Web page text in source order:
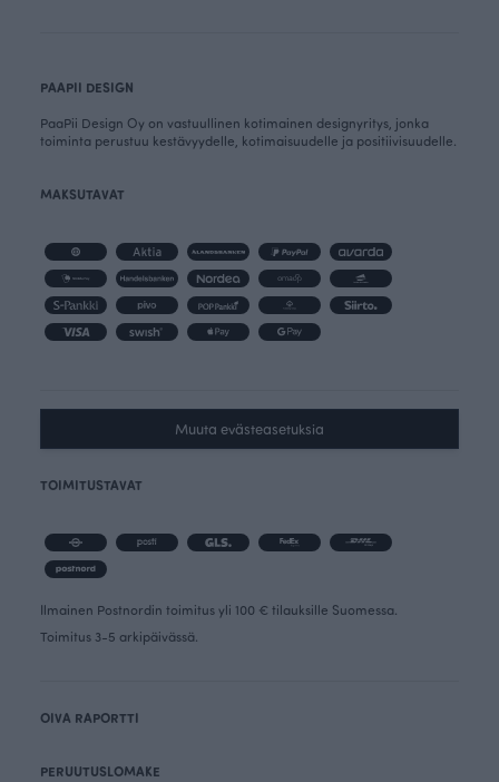
PAAPII DESIGN
PaaPii Design Oy on vastuullinen kotimainen designyritys, jonka
toiminta perustuu kestävyydelle, kotimaisuudelle ja positiivisuudelle.
MAKSUTAVAT
Muuta evästeasetuksia
TOIMITUSTAVAT
Ilmainen Postnordin toimitus yli 100 € tilauksille Suomessa.
Toimitus 3-5 arkipäivässä.
OIVA RAPORTTI
PERUUTUSLOMAKE